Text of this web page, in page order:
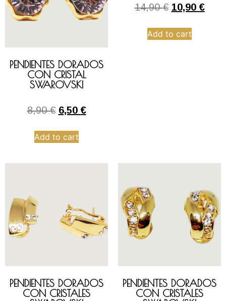
PENDIENTES DORADOS
CON CRISTAL
SWAROVSKI
8,90€ 6,50 €
Add to cart
14,90€ 10,90 €
Add to cart
PENDIENTES DORADOS
CON CRISTALES
PENDIENTES DORADOS
CON CRISTALES